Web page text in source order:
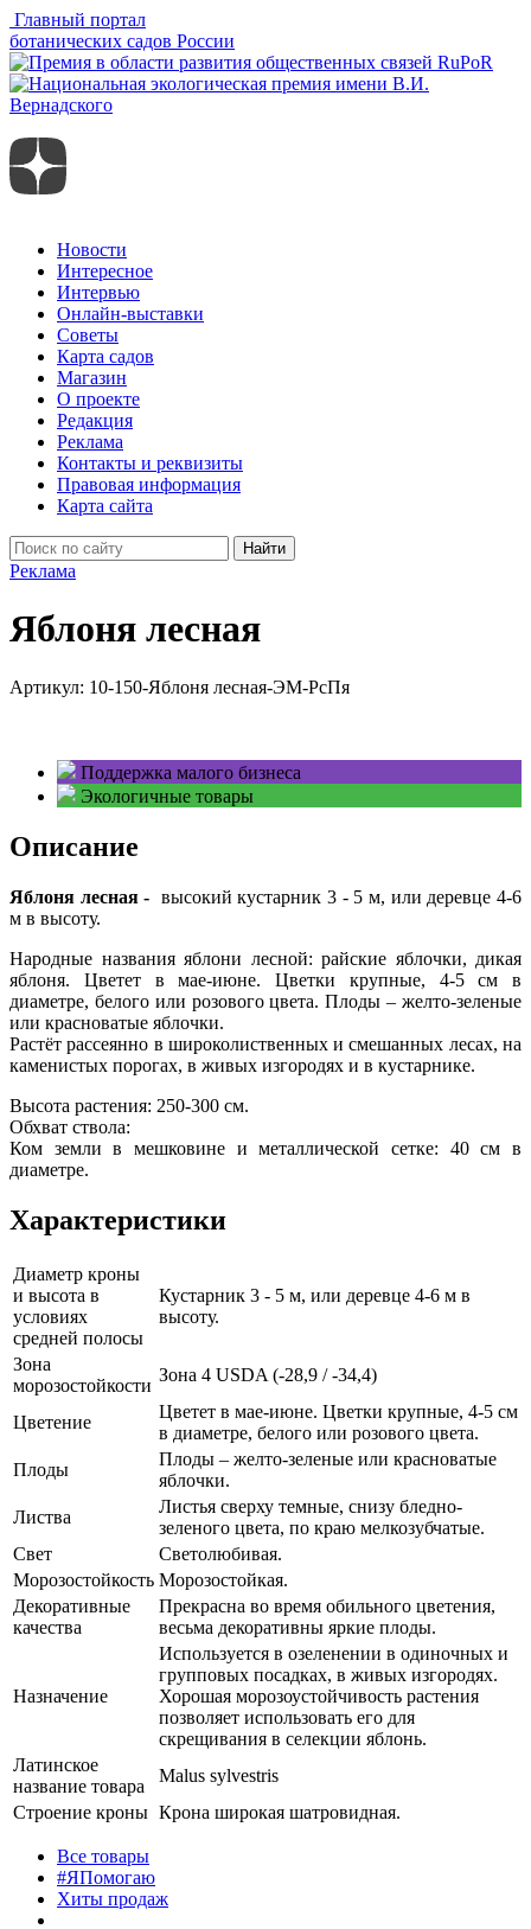
Главный портал
ботанических садов России
Новости
Интересное
Интервью
Онлайн-выставки
Советы
Карта садов
Магазин
О проекте
Редакция
Реклама
Контакты и реквизиты
Правовая информация
Карта сайта
Найти
Реклама
Яблоня лесная
Артикул: 10-150-Яблоня лесная-ЭМ-РсПя
Поддержка малого бизнеса
Экологичные товары
Описание
Яблоня лесная - высокий кустарник 3 - 5 м, или деревце 4-6
м в высоту.
Народные названия яблони лесной: райские яблочки, дикая
яблоня. Цветет в мае-июне. Цветки крупные, 4-5 см в
диаметре, белого или розового цвета. Плоды – желто-зеленые
или красноватые яблочки.
Растёт рассеянно в широколиственных и смешанных лесах, на
каменистых порогах, в живых изгородях и в кустарнике.
Высота растения: 250-300 см.
Обхват ствола:
Ком земли в мешковине и металлической сетке: 40 см в
диаметре.
Характеристики
Диаметр кроны
и высота в
условиях
средней полосы
Кустарник 3 - 5 м, или деревце 4-6 м в
высоту.
Зона
морозостойкости
Зона 4 USDA (-28,9 / -34,4)
Цветение
Цветет в мае-июне. Цветки крупные, 4-5 см
в диаметре, белого или розового цвета.
Плоды
Плоды – желто-зеленые или красноватые
яблочки.
Листва
Листья сверху темные, снизу бледно-
зеленого цвета, по краю мелкозубчатые.
Свет
Светолюбивая.
Морозостойкость Морозостойкая.
Декоративные
качества
Прекрасна во время обильного цветения,
весьма декоративны яркие плоды.
Назначение
Используется в озеленении в одиночных и
групповых посадках, в живых изгородях.
Хорошая морозоустойчивость растения
позволяет использовать его для
скрещивания в селекции яблонь.
Латинское
название товара
Malus sylvestris
Строение кроны Крона широкая шатровидная.
Все товары
#ЯПомогаю
Хиты продаж